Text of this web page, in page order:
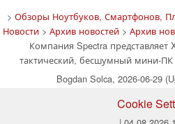
> Обзоры Ноутбуков, Смартфонов,
Новости> Архив новостей> Архив
Компания Spectra
тактический, бесшумный мини-ПК
Bogdan Solca, 2026-06-29
Cookie